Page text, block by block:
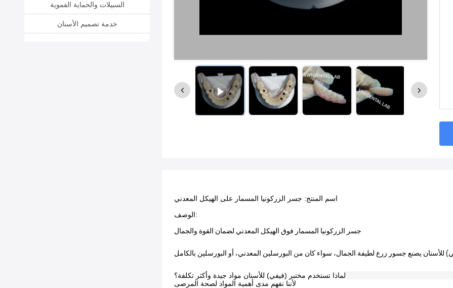
السبيلات والحماية الفموية
خدمة تصميم الأسنان
اسم المنتج: جسر الزركونيا المسمار على الهيكل المعدني
الوصف:
جسر الزركونيا المسمار فوق الهيكل المعدني لضمان القوة والجمال
لماذا تستخدم مختبر (فيفي) للأسنان مواد جيدة وأكثر تكلفة؟
لأننا نفهم مدى أهمية المواد لصحة المرضى